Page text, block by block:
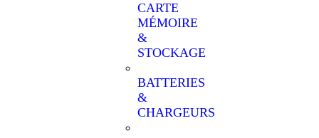
CARTE
MÉMOIRE
&
STOCKAGE
BATTERIES
&
CHARGEURS